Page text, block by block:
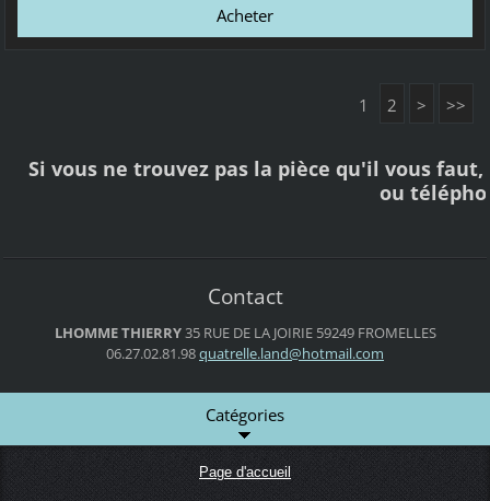
1 2 > >>
Si vous ne trouvez pas la pièce qu'il vous
ou
Contact
LHOMME THIERRY35 RUE DE LA JOIRIE59249 FROMELLES
06.27.02.81.98quatrelle.land@hotmail.com
Catégories
Page d'accueil